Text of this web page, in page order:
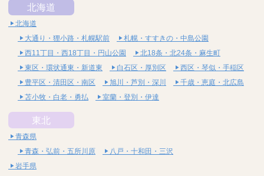
北海道
北海道
大通り・狸小路・札幌駅前
札幌・すすきの・中島公園
西11丁目・西18丁目・円山公園
北18条・北24条・麻生町
東区・環状通東・新道東
白石区・厚別区
西区・琴似・手稲区
豊平区・清田区・南区
旭川・芦別・深川
千歳・恵庭・北広島
苫小牧・白老・勇払
室蘭・登別・伊達
東北
青森県
青森・弘前・五所川原
八戸・十和田・三沢
岩手県